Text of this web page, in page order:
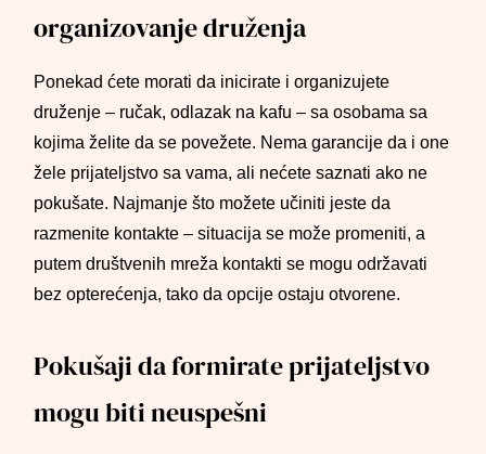
organizovanje druženja
Ponekad ćete morati da inicirate i organizujete
druženje – ručak, odlazak na kafu – sa osobama sa
kojima želite da se povežete. Nema garancije da i one
žele prijateljstvo sa vama, ali nećete saznati ako ne
pokušate. Najmanje što možete učiniti jeste da
razmenite kontakte – situacija se može promeniti, a
putem društvenih mreža kontakti se mogu održavati
bez opterećenja, tako da opcije ostaju otvorene.
Pokušaji da formirate prijateljstvo
mogu biti neuspešni